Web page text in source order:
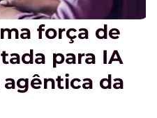
força de
para IA
da